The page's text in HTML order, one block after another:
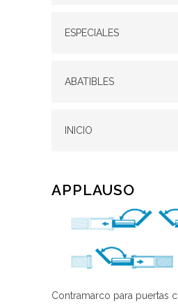
ESPECIALES
ABATIBLES
INICIO
APPLAUSO
Contramarco para puertas